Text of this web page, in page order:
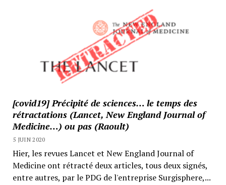
[covid19] Précipité de sciences… le temps des
rétractations (Lancet, New England Journal of
Medicine…) ou pas (Raoult)
5 JUIN 2020
Hier, les revues Lancet et New England Journal of
Medicine ont rétracté deux articles, tous deux signés,
entre autres, par le PDG de l'entreprise Surgisphere,...